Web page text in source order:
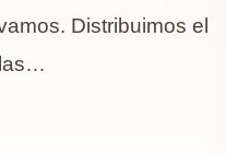
Distribuimos el